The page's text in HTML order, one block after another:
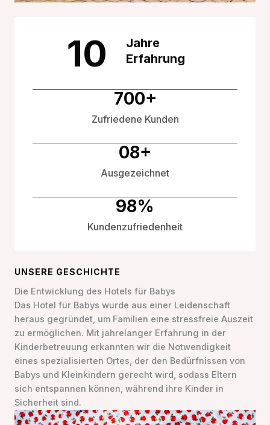
10
Jahre
Erfahrung
700+
Zufriedene Kunden
08+
Ausgezeichnet
98%
Kundenzufriedenheit
UNSERE GESCHICHTE
Die Entwicklung des Hotels für Babys
Das Hotel für Babys wurde aus einer Leidenschaft
heraus gegründet, um Familien eine stressfreie Auszeit
zu ermöglichen. Mit jahrelanger Erfahrung in der
Kinderbetreuung erkannten wir die Notwendigkeit
eines spezialisierten Ortes, der den Bedürfnissen von
Babys und Kleinkindern gerecht wird, sodass Eltern
sich entspannen können, während ihre Kinder in
Sicherheit sind.